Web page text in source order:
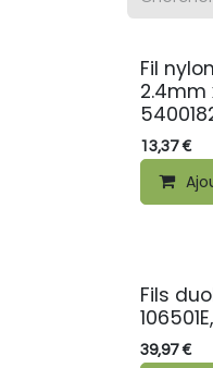
Fil
2.4mm
13,37€
Fils
39,97€